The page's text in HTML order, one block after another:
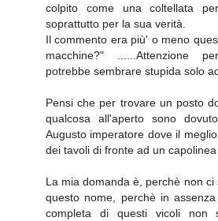
colpito come una coltellata
soprattutto per la sua verità.
Il commento era più' o meno
macchine?" ......Attenzione
potrebbe sembrare stupida solo
Pensi che per trovare un posto
qualcosa all'aperto sono
Augusto imperatore dove il
dei tavoli di fronte ad un capolinea
La mia domanda è, perchè non
questo nome, perchè in
completa di questi vicoli non